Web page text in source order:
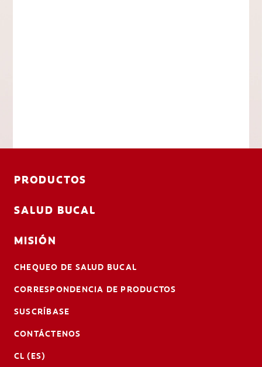
PRODUCTOS
SALUD BUCAL
MISIÓN
CHEQUEO DE SALUD BUCAL
CORRESPONDENCIA DE PRODUCTOS
SUSCRÍBASE
CONTÁCTENOS
CL (ES)